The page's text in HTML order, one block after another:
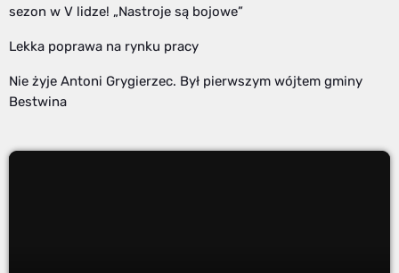
sezon w V lidze! „Nastroje są bojowe”
Lekka poprawa na rynku pracy
Nie żyje Antoni Grygierzec. Był pierwszym wójtem gminy
Bestwina